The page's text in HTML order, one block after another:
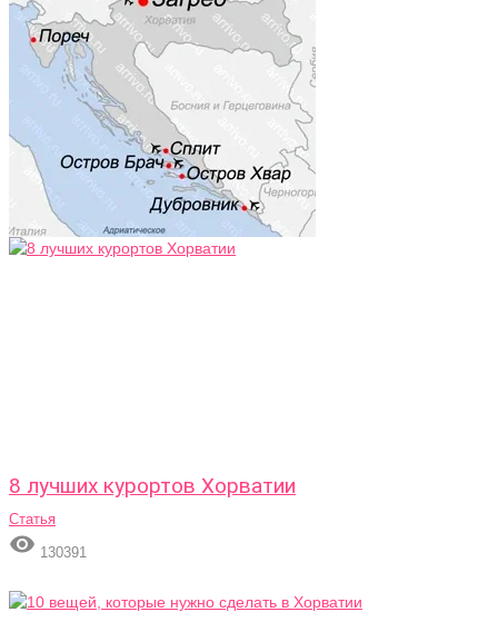
8 лучших курортов Хорватии
Статья
 130391